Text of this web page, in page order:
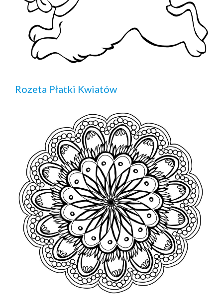
Rozeta Płatki Kwiatów